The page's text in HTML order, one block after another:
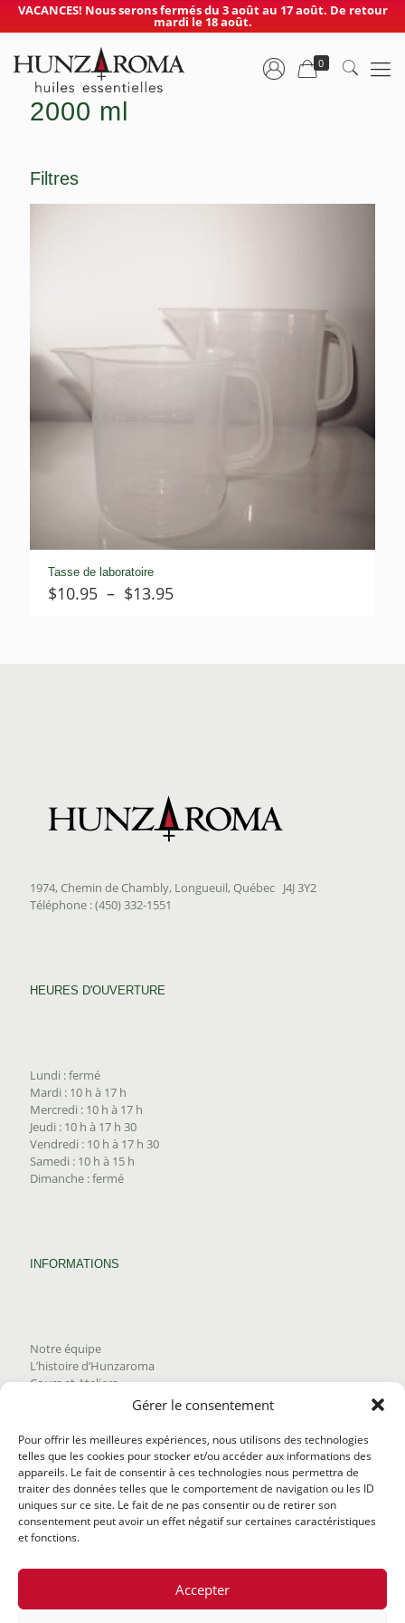
Gérer le consentement
Pour offrir les meilleures expériences, nous utilisons des technologies
telles que les cookies pour stocker et/ou accéder aux informations des
appareils. Le fait de consentir à ces technologies nous permettra de
traiter des données telles que le comportement de navigation ou les ID
uniques sur ce site. Le fait de ne pas consentir ou de retirer son
consentement peut avoir un effet négatif sur certaines caractéristiques
et fonctions.
Accepter
VACANCES! Nous serons fermés du 3 août au 17 août. De retour
mardi le 18 août.
0
2000 ml
Filtres
Tasse de laboratoire
$10.95 – $13.95Plage
1974, Chemin de Chambly, Longueuil, Québec J4J 3Y2
Téléphone : (450) 332-1551
HEURES D'OUVERTURE
Lundi : fermé
Mardi : 10 h à 17 h
Mercredi : 10 h à 17 h
Jeudi : 10 h à 17 h 30
Vendredi : 10 h à 17 h 30
Samedi : 10 h à 15 h
Dimanche : fermé
INFORMATIONS
Notre équipe
L’histoire d’Hunzaroma
Cours et Ateliers
Trouver nos produits
Politique de frais d'envoi
Termes et conditions
Politique de remboursement